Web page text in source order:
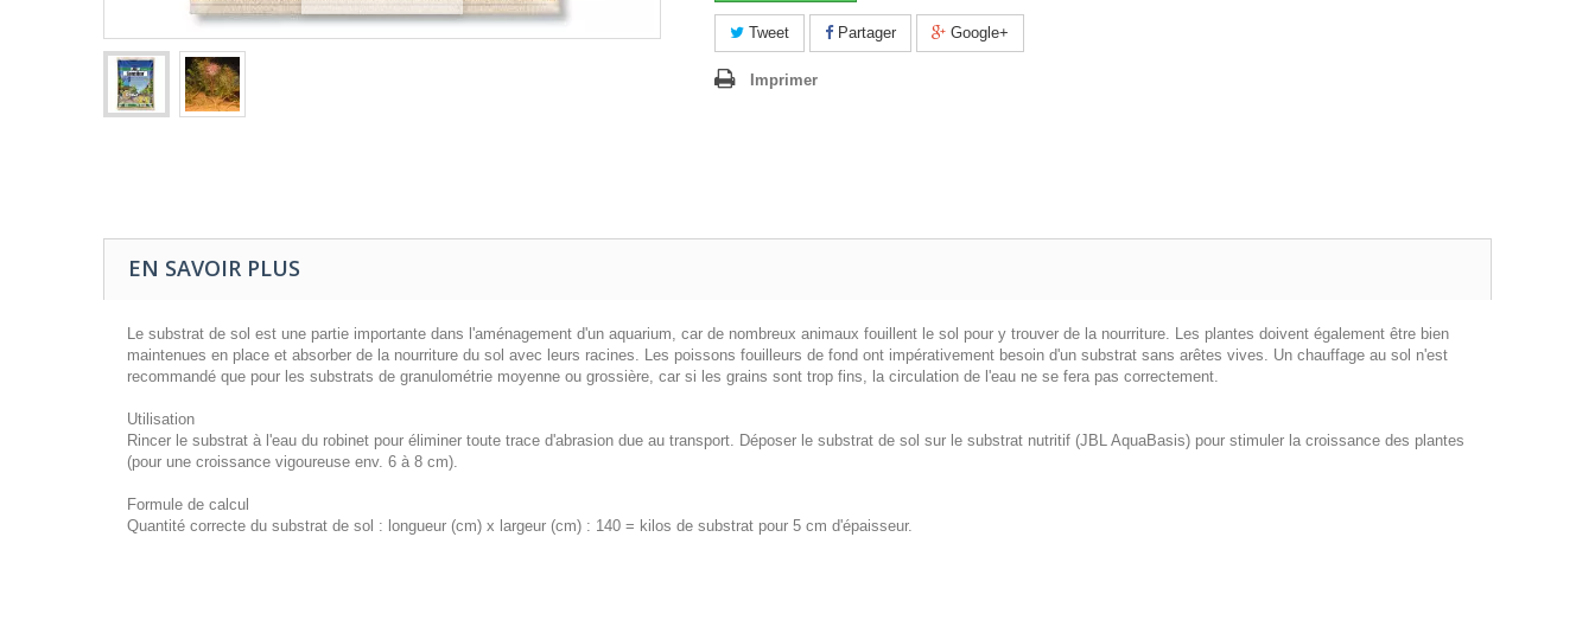
Tweet Partager Google+
Imprimer
EN SAVOIR PLUS
Le substrat de sol est une partie importante dans l'aménagement d'un aquarium, car de nombreux animaux fouillent le sol pour y trouver de la nourriture. Les plantes doivent également être bien
maintenues en place et absorber de la nourriture du sol avec leurs racines. Les poissons fouilleurs de fond ont impérativement besoin d'un substrat sans arêtes vives. Un chauffage au sol n'est
recommandé que pour les substrats de granulométrie moyenne ou grossière, car si les grains sont trop fins, la circulation de l'eau ne se fera pas correctement.
Utilisation
Rincer le substrat à l'eau du robinet pour éliminer toute trace d'abrasion due au transport. Déposer le substrat de sol sur le substrat nutritif (JBL AquaBasis) pour stimuler la croissance des plantes
(pour une croissance vigoureuse env. 6 à 8 cm).
Formule de calcul
Quantité correcte du substrat de sol : longueur (cm) x largeur (cm) : 140 = kilos de substrat pour 5 cm d'épaisseur.